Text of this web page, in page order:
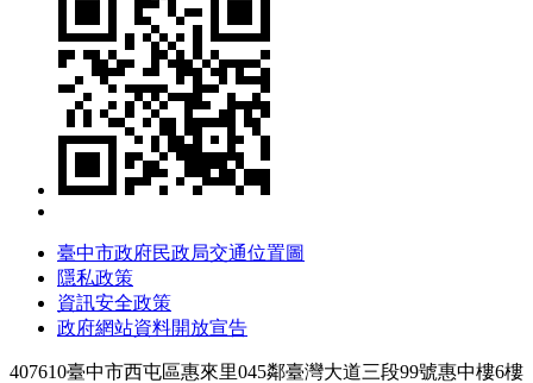
臺中市政府民政局交通位置圖
隱私政策
資訊安全政策
政府網站資料開放宣告
407610臺中市西屯區惠來里045鄰臺灣大道三段99號惠中樓6樓